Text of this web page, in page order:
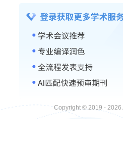
Copyright © 2019 - 2026